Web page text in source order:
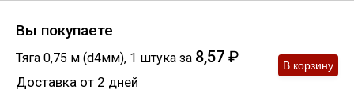
Полоса
Катанка
Вы покупаете
Тяга 0,75 м (d4мм), 1 штука за 8,57 ₽
Доставка от 2 дней